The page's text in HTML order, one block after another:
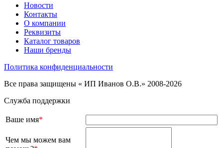
Новости
Контакты
О компании
Реквизиты
Каталог товаров
Наши бренды
Политика конфиденциальности
Все права защищены « ИП Иванов О.В.» 2008-2026
Служба поддержки
Ваше имя*
Чем мы можем вам